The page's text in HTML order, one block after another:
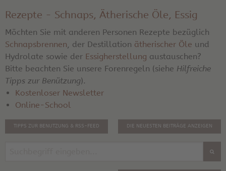
Rezepte - Schnaps, Ätherische Öle, Essig
Möchten Sie mit anderen Personen Rezepte bezüglich
Schnapsbrennen, der Destillation ätherischer Öle und
Hydrolate sowie der Essigherstellung austauschen?
Bitte beachten Sie unsere Forenregeln (siehe Hilfreiche
Tipps zur Benützung).
Kostenloser Newsletter
Online-School
TIPPS ZUR BENUTZUNG & RSS-FEED DIE NEUESTEN BEITRÄGE ANZEIGEN